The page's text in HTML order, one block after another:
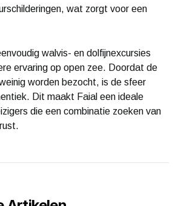
wat zorgt voor een
walvis- en dolfijnexcursies
ervaring op open zee. Doordat de
worden bezocht, is de sfeer
Dit maakt Faial een ideale
die een combinatie zoeken van